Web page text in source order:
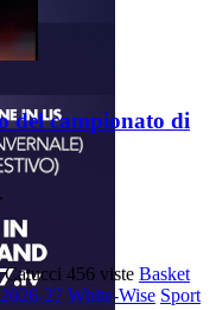
del campionato di
456 viste Basket
27 White-Wise Sport